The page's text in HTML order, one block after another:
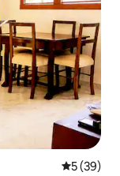
5 (39)